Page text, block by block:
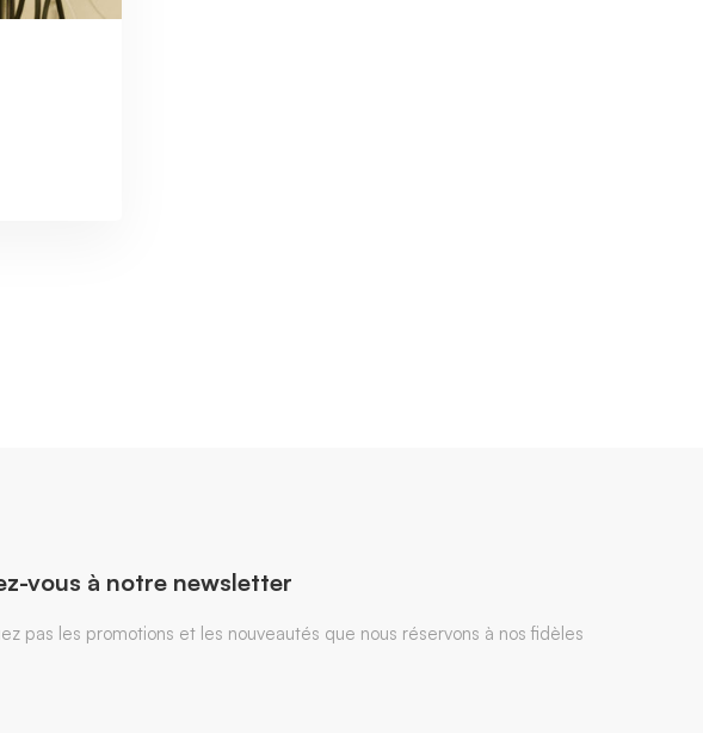
vous à notre newsletter
pas les promotions et les nouveautés que nous réservons à nos fidèles